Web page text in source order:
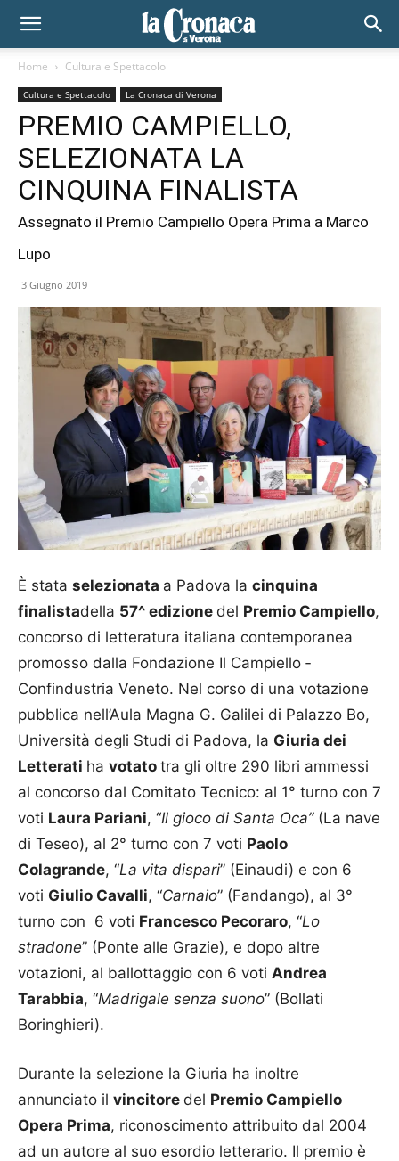
Home Cultura e Spettacolo
Cultura e Spettacolo La Cronaca di Verona
PREMIO CAMPIELLO,
SELEZIONATA LA
CINQUINA FINALISTA
Assegnato il Premio Campiello Opera Prima a Marco
Lupo
3 Giugno 2019
È stata selezionata a Padova la cinquina
finalistadella 57^ edizione del Premio Campiello,
concorso di letteratura italiana contemporanea
promosso dalla Fondazione Il Campiello ‐
Confindustria Veneto. Nel corso di una votazione
pubblica nell’Aula Magna G. Galilei di Palazzo Bo,
Università degli Studi di Padova, la Giuria dei
Letterati ha votato tra gli oltre 290 libri ammessi
al concorso dal Comitato Tecnico: al 1° turno con 7
voti Laura Pariani, “Il gioco di Santa Oca” (La nave
di Teseo), al 2° turno con 7 voti Paolo
Colagrande, “La vita dispari” (Einaudi) e con 6
voti Giulio Cavalli, “Carnaio” (Fandango), al 3°
turno con 6 voti Francesco Pecoraro, “Lo
stradone” (Ponte alle Grazie), e dopo altre
votazioni, al ballottaggio con 6 voti Andrea
Tarabbia, “Madrigale senza suono” (Bollati
Boringhieri).
Durante la selezione la Giuria ha inoltre
annunciato il vincitore del Premio Campiello
Opera Prima, riconoscimento attribuito dal 2004
ad un autore al suo esordio letterario. Il premio è